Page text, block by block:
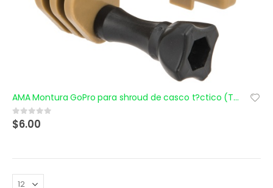
AMA Montura GoPro para shroud de casco t?ctico (Tan)
0out of 5
$6.00